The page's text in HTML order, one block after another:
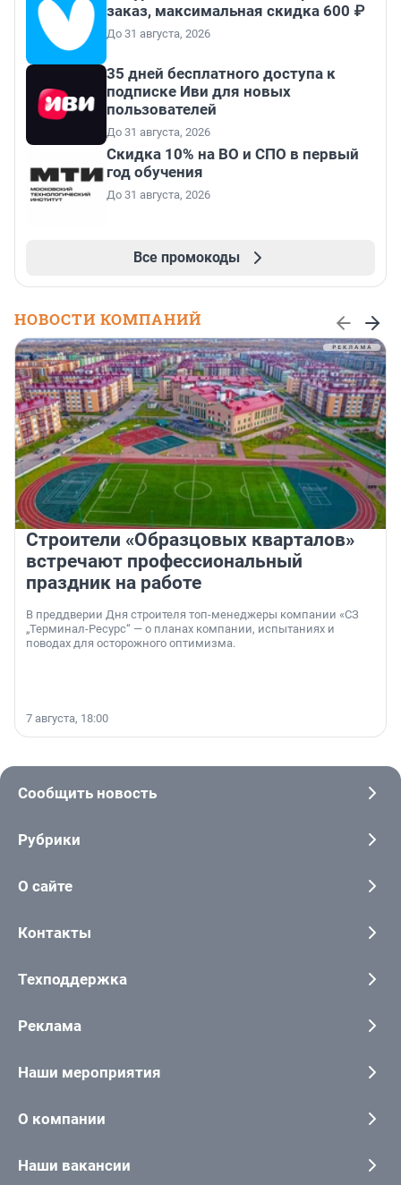
заказ, максимальная скидка 600 ₽
До 31 августа, 2026
35 дней бесплатного доступа к
подписке Иви для новых
пользователей
До 31 августа, 2026
Скидка 10% на ВО и СПО в первый
год обучения
До 31 августа, 2026
Все промокоды
НОВОСТИ КОМПАНИЙ
Строители «Образцовых кварталов»
встречают профессиональный
праздник на работе
В преддверии Дня строителя топ-менеджеры компании «СЗ
„Терминал-Ресурс“ — о планах компании, испытаниях и
поводах для осторожного оптимизма.
7 августа, 18:00